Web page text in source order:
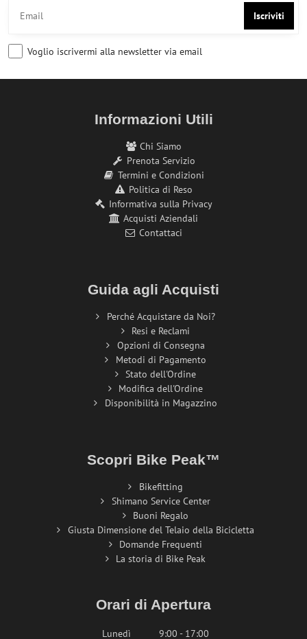
Iscriviti
Voglio iscrivermi alla newsletter via email
Informazioni Utili
Chi Siamo
Prenota Servizio
Termini e Condizioni
Politica di Reso
Informativa sulla Privacy
Acquisti Aziendali
Contattaci
Guida agli Acquisti
Perché Acquistare da Noi?
Resi e Reclami
Opzioni di Consegna
Metodi di Pagamento
Stato dell'Ordine
Modifica dell'Ordine
Disponibilità in Magazzino
Scopri Bike Peak™
Bikefitting
Shimano Service Center
Buoni Regalo
Giusta Dimensione del Telaio della Bicicletta
Domande Frequenti
La storia di Bike Peak
Orari di Apertura
Lunedì
9:00 - 17:00